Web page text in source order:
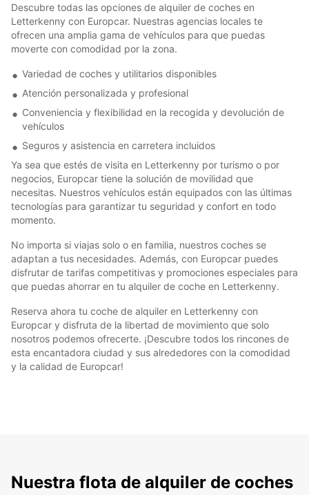
Descubre todas las opciones de alquiler de coches en
Letterkenny con Europcar. Nuestras agencias locales te
ofrecen una amplia gama de vehículos para que puedas
moverte con comodidad por la zona.
Variedad de coches y utilitarios disponibles
Atención personalizada y profesional
Conveniencia y flexibilidad en la recogida y devolución de
vehículos
Seguros y asistencia en carretera incluidos
Ya sea que estés de visita en Letterkenny por turismo o por
negocios, Europcar tiene la solución de movilidad que
necesitas. Nuestros vehículos están equipados con las últimas
tecnologías para garantizar tu seguridad y confort en todo
momento.
No importa si viajas solo o en familia, nuestros coches se
adaptan a tus necesidades. Además, con Europcar puedes
disfrutar de tarifas competitivas y promociones especiales para
que puedas ahorrar en tu alquiler de coche en Letterkenny.
Reserva ahora tu coche de alquiler en Letterkenny con
Europcar y disfruta de la libertad de movimiento que solo
nosotros podemos ofrecerte. ¡Descubre todos los rincones de
esta encantadora ciudad y sus alrededores con la comodidad
y la calidad de Europcar!
Nuestra flota de alquiler de coches